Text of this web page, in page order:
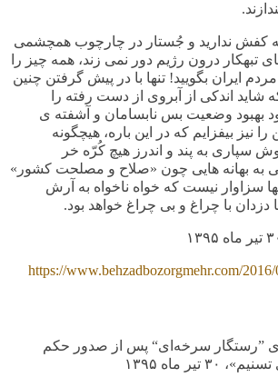
کفش ندارید و جُستار در چارچوب همچشمی
تبهکار درون رژیم دور نمی زند، همه چیز را
ایران بگویید! تنها با در پیش گرفتن چنین
اندکی از آبروی از دست رفته را
بهبود وضعیت بس نابسامان و آشفته ی
را نیز بیفزایم که در این باره، هیچگونه
سپاری به پند و اندرز هیچ کُرّه خر
به بهانه هایی چون «صلاح و مصلحت کشور»
سزاوار نیست که خواه ناخواه به آرش
با چراغ و بی چراغ خواهد بود.
۱۳۹۵
https://www.behzadbozorgmehr.com/
”رستگار سرخه‌ای“ پس از صدور حکم
۳۰ تیر ماه ۱۳۹۵